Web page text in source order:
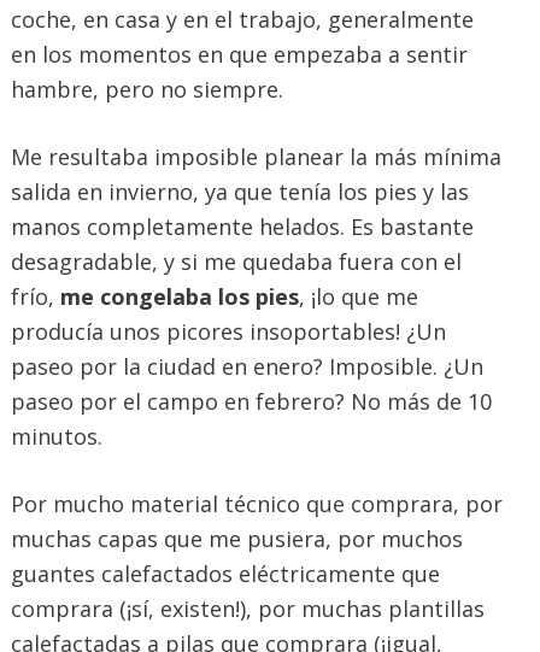
coche, en casa y en el trabajo, generalmente
en los momentos en que empezaba a sentir
hambre, pero no siempre.
Me resultaba imposible planear la más mínima
salida en invierno, ya que tenía los pies y las
manos completamente helados. Es bastante
desagradable, y si me quedaba fuera con el
frío, me congelaba los pies, ¡lo que me
producía unos picores insoportables! ¿Un
paseo por la ciudad en enero? Imposible. ¿Un
paseo por el campo en febrero? No más de 10
minutos.
Por mucho material técnico que comprara, por
muchas capas que me pusiera, por muchos
guantes calefactados eléctricamente que
comprara (¡sí, existen!), por muchas plantillas
calefactadas a pilas que comprara (¡igual,